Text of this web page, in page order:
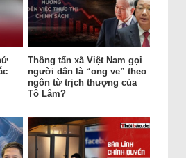
Thông tấn xã Việt Nam gọi
người dân là “ong ve” theo
ngôn từ trịch thượng của
Tô Lâm?